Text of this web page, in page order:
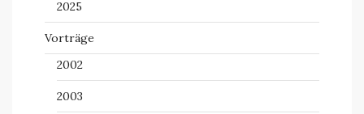
2025
Vorträge
2002
2003